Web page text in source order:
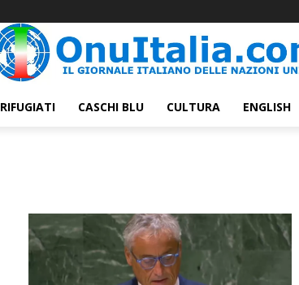
RIFUGIATI CASCHI BLU CULTURA ENGLISH